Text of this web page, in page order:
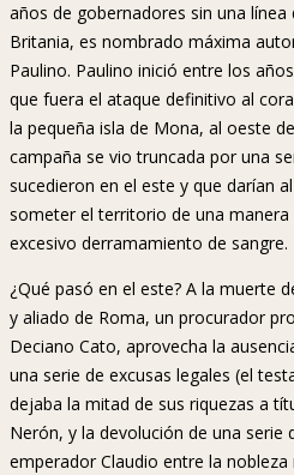
años de gobernadores sin una
Britania, es nombrado máxima
Paulino. Paulino inició entre los
que fuera el ataque definitivo al
la pequeña isla de Mona, al oeste
campaña se vio truncada por una
sucedieron en el este y que darían
someter el territorio de una
excesivo derramamiento de sangre.
¿Qué pasó en el este? A la muerte
y aliado de Roma, un procurador
Deciano Cato, aprovecha la
una serie de excusas legales (el
dejaba la mitad de sus riquezas a
Nerón, y la devolución de una serie
emperador Claudio entre la